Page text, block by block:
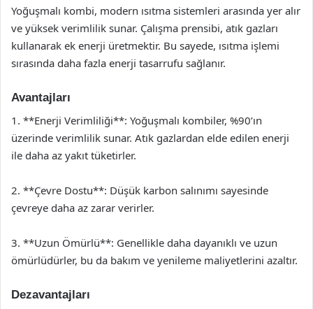
Yoğuşmalı kombi, modern ısıtma sistemleri arasında yer alır
ve yüksek verimlilik sunar. Çalışma prensibi, atık gazları
kullanarak ek enerji üretmektir. Bu sayede, ısıtma işlemi
sırasında daha fazla enerji tasarrufu sağlanır.
Avantajları
1. **Enerji Verimliliği**: Yoğuşmalı kombiler, %90’ın
üzerinde verimlilik sunar. Atık gazlardan elde edilen enerji
ile daha az yakıt tüketirler.
2. **Çevre Dostu**: Düşük karbon salınımı sayesinde
çevreye daha az zarar verirler.
3. **Uzun Ömürlü**: Genellikle daha dayanıklı ve uzun
ömürlüdürler, bu da bakım ve yenileme maliyetlerini azaltır.
Dezavantajları